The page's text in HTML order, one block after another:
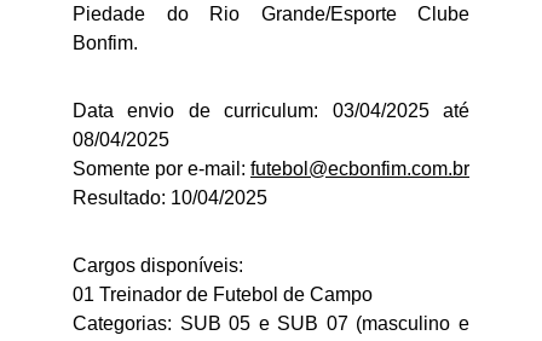
Piedade do Rio Grande/Esporte Clube
Bonfim.
Data envio de curriculum: 03/04/2025 até
08/04/2025
Somente por e-mail: futebol@ecbonfim.com.br
Resultado: 10/04/2025
Cargos disponíveis:
01 Treinador de Futebol de Campo
Categorias: SUB 05 e SUB 07 (masculino e